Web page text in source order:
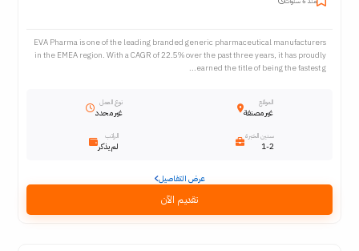
EVA Pharma is one of the leading branded generic pharmaceutical manufacturers
in the EMEA region. With a CAGR of 22.5% over the past three years, it has proudly
earned the title of being the fastest g...
الموقع
غير مصنفة
نوع العمل
غير محدد
سنين الخبرة
1-2
الراتب
لم يذكر
عرض التفاصيل
تقديم الآن